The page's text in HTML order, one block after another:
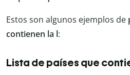
Estos son algunos ejemplos de
contienen la l:
Lista de países que